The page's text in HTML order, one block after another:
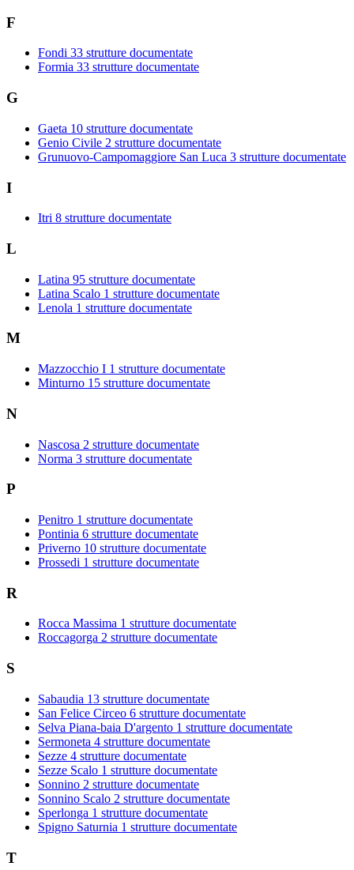
F
Fondi 33 strutture documentate
Formia 33 strutture documentate
G
Gaeta 10 strutture documentate
Genio Civile 2 strutture documentate
Grunuovo-Campomaggiore San Luca 3 strutture documentate
I
Itri 8 strutture documentate
L
Latina 95 strutture documentate
Latina Scalo 1 strutture documentate
Lenola 1 strutture documentate
M
Mazzocchio I 1 strutture documentate
Minturno 15 strutture documentate
N
Nascosa 2 strutture documentate
Norma 3 strutture documentate
P
Penitro 1 strutture documentate
Pontinia 6 strutture documentate
Priverno 10 strutture documentate
Prossedi 1 strutture documentate
R
Rocca Massima 1 strutture documentate
Roccagorga 2 strutture documentate
S
Sabaudia 13 strutture documentate
San Felice Circeo 6 strutture documentate
Selva Piana-baia D'argento 1 strutture documentate
Sermoneta 4 strutture documentate
Sezze 4 strutture documentate
Sezze Scalo 1 strutture documentate
Sonnino 2 strutture documentate
Sonnino Scalo 2 strutture documentate
Sperlonga 1 strutture documentate
Spigno Saturnia 1 strutture documentate
T